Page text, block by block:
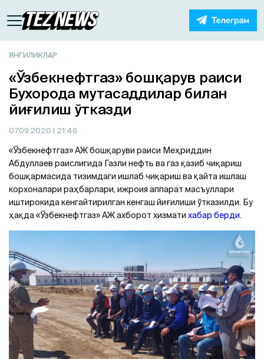
ЯНГИЛИКЛАР
«Ўзбекнефтгаз» бошқарув раиси
Бухорода мутасаддилар билан
йиғилиш ўтказди
07.09.2020 | 21:46
«Ўзбекнефтгаз» АЖ бошқаруви раиси Меҳриддин
Абдуллаев раислигида Газли нефть ва газ қазиб чиқариш
бошқармасида тизимдаги ишлаб чиқариш ва қайта ишлаш
корхоналари раҳбарлари, ижроия аппарат масъуллари
иштирокида кенгайтирилган кенгаш йиғилиши ўтказилди. Бу
ҳақда «Ўзбекнефтгаз» АЖ ахборот хизмати хабар берди.